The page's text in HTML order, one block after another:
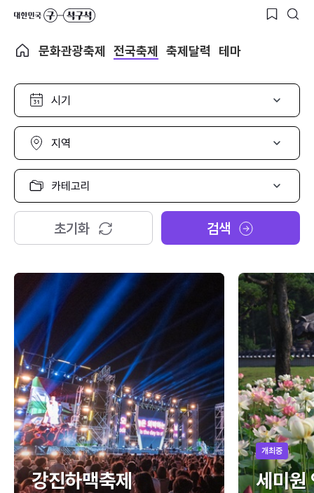
문화관광축제 전국축제 축제달력 테마
시
선
택
지
선
택
카
고
리
택
초기화 검색
강진하맥축제
개최중
세미원